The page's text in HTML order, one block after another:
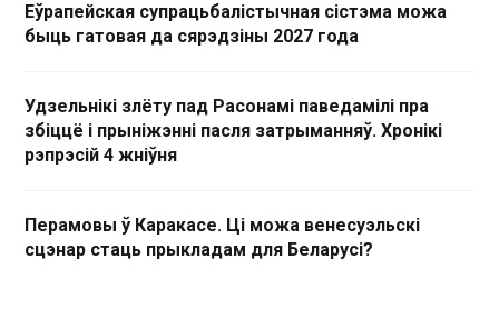
Еўрапейская супрацьбалістычная сістэма можа
быць гатовая да сярэдзіны 2027 года
Удзельнікі злёту пад Расонамі паведамілі пра
збіццё і прыніжэнні пасля затрыманняў. Хронікі
рэпрэсій 4 жніўня
Перамовы ў Каракасе. Ці можа венесуэльскі
сцэнар стаць прыкладам для Беларусі?